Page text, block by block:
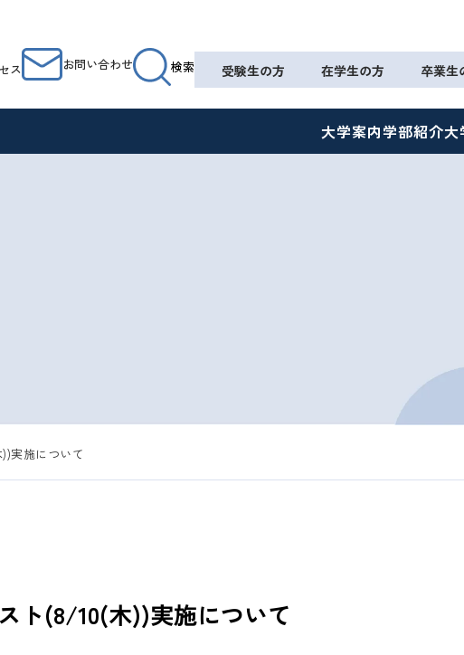
ス お問い合わせ 検索 受験生の方 在学生の方 卒業生
大学案内学部紹介大
実施について
ト(8/10(木))実施について